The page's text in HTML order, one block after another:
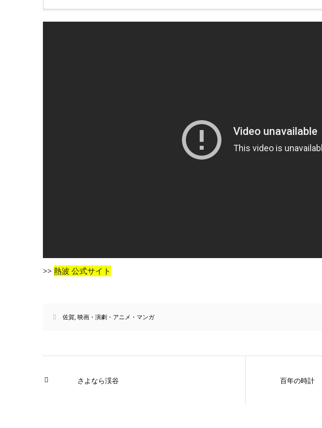
>>熱波 公式サイト
佐賀,映画・演劇・アニメ・マンガ
さよなら渓谷 百年の時計